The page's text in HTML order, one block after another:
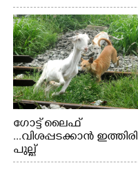
ഗോട്ട് ലൈഫ്
...വിശപ്പടക്കാൻ ഇത്തിരി
പുല്ല്
തിന്നാനെത്തിയതാണ്